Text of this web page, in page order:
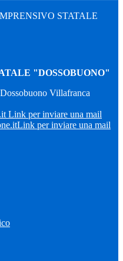
STATALE
"DOSSOBUONO"
Villafranca
Link per inviare una mail
Link per inviare una mail